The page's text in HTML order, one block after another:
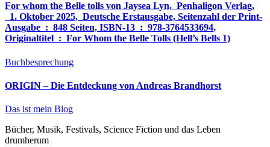
For whom the Belle tolls von Jaysea Lyn, ‎ Penhaligon Verlag,
‎ 1. Oktober 2025, ‎ Deutsche Erstausgabe, Seitenzahl der Print-
Ausgabe ‏ : ‎ 848 Seiten, ISBN-13 ‏ : ‎ 978-3764533694,
Originaltitel ‏ : ‎ For Whom the Belle Tolls (Hell’s Bells 1)
Buchbesprechung
ORIGIN – Die Entdeckung von Andreas Brandhorst
Das ist mein Blog
Bücher, Musik, Festivals, Science Fiction und das Leben
drumherum